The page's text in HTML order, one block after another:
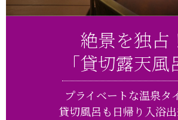
絶景を独占
「貸切露天風
プライベートな温泉タ
貸切風呂も日帰り入浴